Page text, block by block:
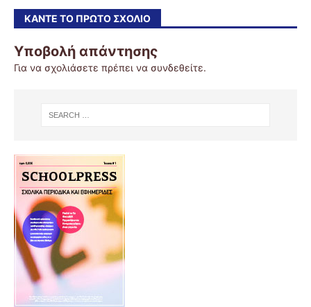
ΚΆΝΤΕ ΤΟ ΠΡΏΤΟ ΣΧΌΛΙΟ
Υποβολή απάντησης
Για να σχολιάσετε πρέπει να συνδεθείτε.